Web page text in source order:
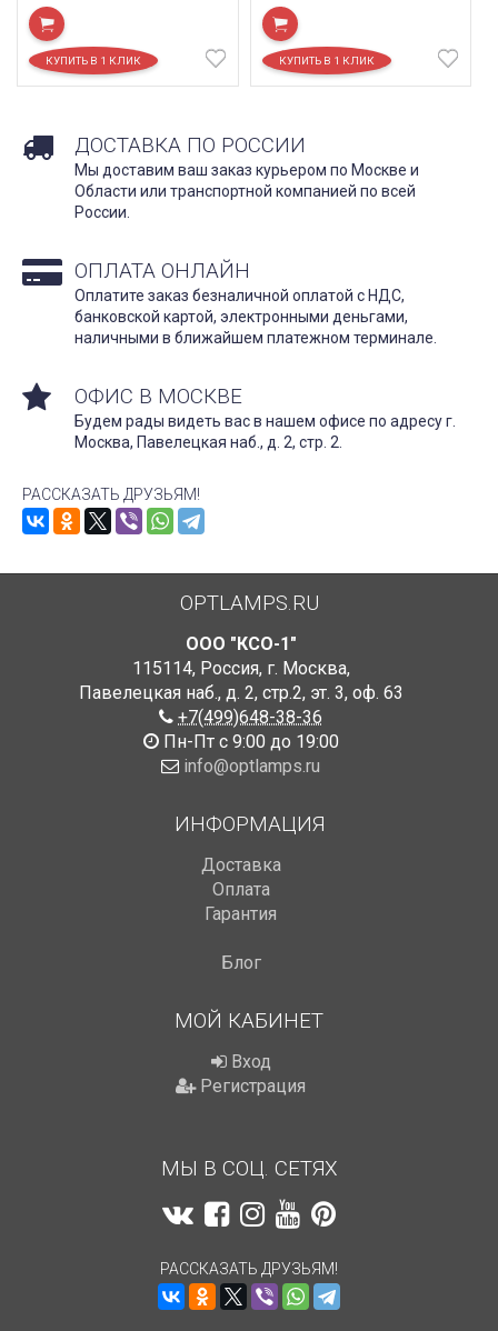
ДОСТАВКА ПО РОССИИ
Мы доставим ваш заказ курьером по Москве и
Области или транспортной компанией по всей
России.
ОПЛАТА ОНЛАЙН
Оплатите заказ безналичной оплатой с НДС,
банковской картой, электронными деньгами,
наличными в ближайшем платежном терминале.
ОФИС В МОСКВЕ
Будем рады видеть вас в нашем офисе по адресу г.
Москва, Павелецкая наб., д. 2, стр. 2.
РАССКАЗАТЬ ДРУЗЬЯМ!
OPTLAMPS.RU
ООО "КСО-1"
115114, Россия, г. Москва,
Павелецкая наб., д. 2, стр.2, эт. 3, оф. 63
+7(499)648-38-36
Пн-Пт с 9:00 до 19:00
info@optlamps.ru
ИНФОРМАЦИЯ
Доставка
Оплата
Гарантия
Блог
МОЙ КАБИНЕТ
Вход
Регистрация
МЫ В СОЦ. СЕТЯХ
РАССКАЗАТЬ ДРУЗЬЯМ!